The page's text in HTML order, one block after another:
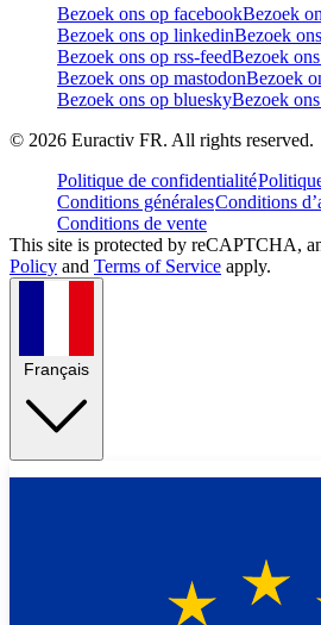
Bezoek ons op facebookBezoek
Bezoek ons op linkedinBezoek
Bezoek ons op rss-feedBezoek
Bezoek ons op mastodonBezoek
Bezoek ons op blueskyBezoek
© 2026 Euractiv FR. All rights reserved.
Politique de confidentialité
Conditions généralesConditions
Conditions de vente
This site is protected by reCAPTCHA,
Policy and Terms of Service apply.
Français